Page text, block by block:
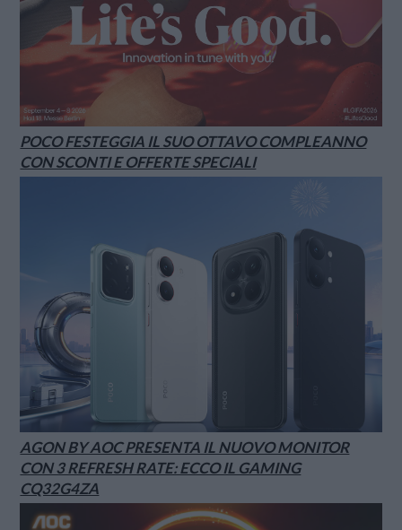
POCO FESTEGGIA IL SUO OTTAVO COMPLEANNO
CON SCONTI E OFFERTE SPECIALI
AGON BY AOC PRESENTA IL NUOVO MONITOR
CON 3 REFRESH RATE: ECCO IL GAMING
CQ32G4ZA